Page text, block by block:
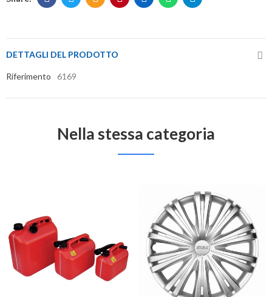
DETTAGLI DEL PRODOTTO
Riferimento 6169
Nella stessa categoria